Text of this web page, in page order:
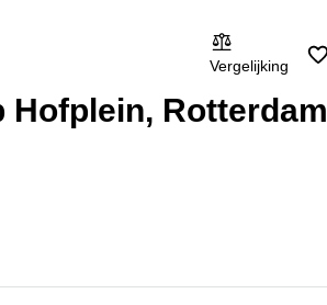
Vergelijking
Rotterdam